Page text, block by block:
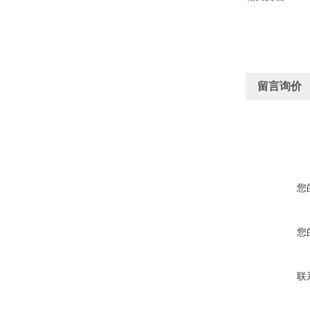
留言询价
您
您
联